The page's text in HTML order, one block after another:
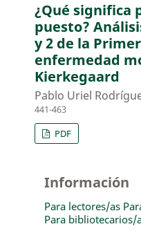
¿Qué significa
puesto?
y 2 de la
enfermedad
Kierkegaard
Pablo Uriel
441-463
PDF
Información
Para lectores/as
Para bibliotecarios/